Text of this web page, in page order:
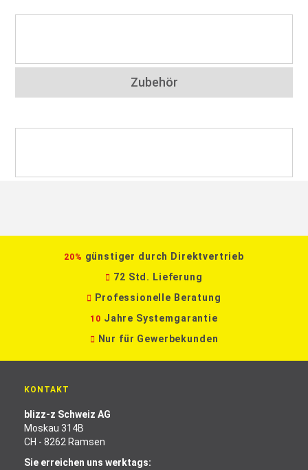
Zubehör
20% günstiger durch Direktvertrieb
72 Std. Lieferung
Professionelle Beratung
10 Jahre Systemgarantie
Nur für Gewerbekunden
KONTAKT
blizz-z Schweiz AG
Moskau 314B
CH - 8262 Ramsen
Sie erreichen uns werktags: